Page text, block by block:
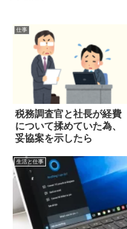
仕事
税務調査官と社長が経費
について揉めていた為、
妥協案を示したら
生活と仕事